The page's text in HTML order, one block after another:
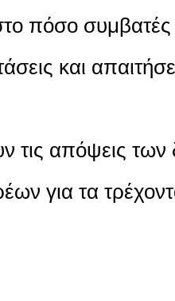
πόσο συμβατές
και
τις απόψεις
για τα